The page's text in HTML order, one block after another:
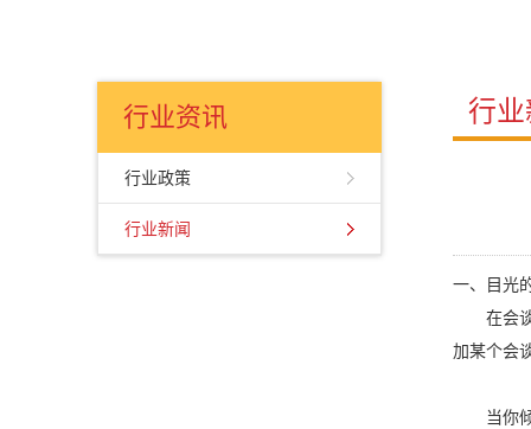
行业资讯
行业政策
行业新闻
行
一、目光
在会谈
加某个会
当你倾